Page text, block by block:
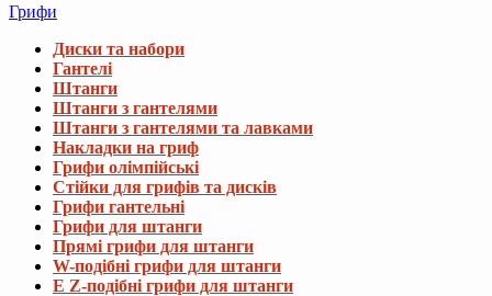
Грифи
Диски та набори
Гантелі
Штанги
Штанги з гантелями
Штанги з гантелями та лавками
Накладки на гриф
Грифи олімпійські
Стійки для грифів та дисків
Грифи гантельні
Грифи для штанги
Прямі грифи для штанги
W-подібні грифи для штанги
E Z-подібні грифи для штанги